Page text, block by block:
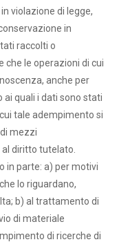
violazione di legge,
in
raccolti o
che le operazioni di cui
anche per
ai quali i dati sono stati
tale adempimento si
mezzi
diritto tutelato.
in parte: a) per motivi
lo riguardano,
b) al trattamento di
di materiale
di ricerche di